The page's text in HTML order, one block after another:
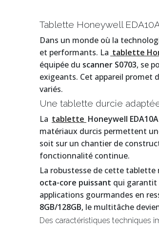
Tablette Honeywell
Dans un monde où la
et performants. La tablette
équipée du scanner S0703, se
exigeants. Cet appareil promet
variés.
Une tablette durcie
La tablette Honeywell EDA10A
matériaux durcis permettent
soit sur un chantier de
fonctionnalité continue.
La robustesse de cette tablette
octa-core puissant qui garantit
applications gourmandes en
8GB/128GB, le multitâche
Des caractéristiques techniques